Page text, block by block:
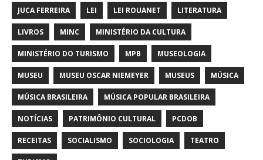
JUCA FERREIRA LEI LEI ROUANET LITERATURA
LIVROS MINC MINISTÉRIO DA CULTURA
MINISTÉRIO DO TURISMO MPB MUSEOLOGIA
MUSEU MUSEU OSCAR NIEMEYER MUSEUS MÚSICA
MÚSICA BRASILEIRA MÚSICA POPULAR BRASILEIRA
NOTÍCIAS PATRIMÔNIO CULTURAL PCDOB
RECEITAS SOCIALISMO SOCIOLOGIA TEATRO